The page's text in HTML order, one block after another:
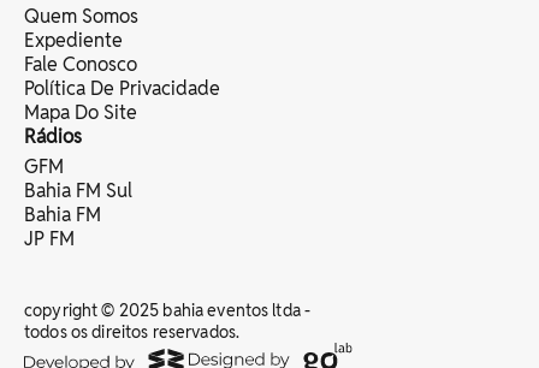
Quem Somos
Expediente
Fale Conosco
Política De Privacidade
Mapa Do Site
Rádios
GFM
Bahia FM Sul
Bahia FM
JP FM
copyright © 2025 bahia eventos ltda -
todos os direitos reservados.